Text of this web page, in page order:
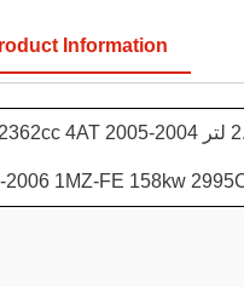
Information